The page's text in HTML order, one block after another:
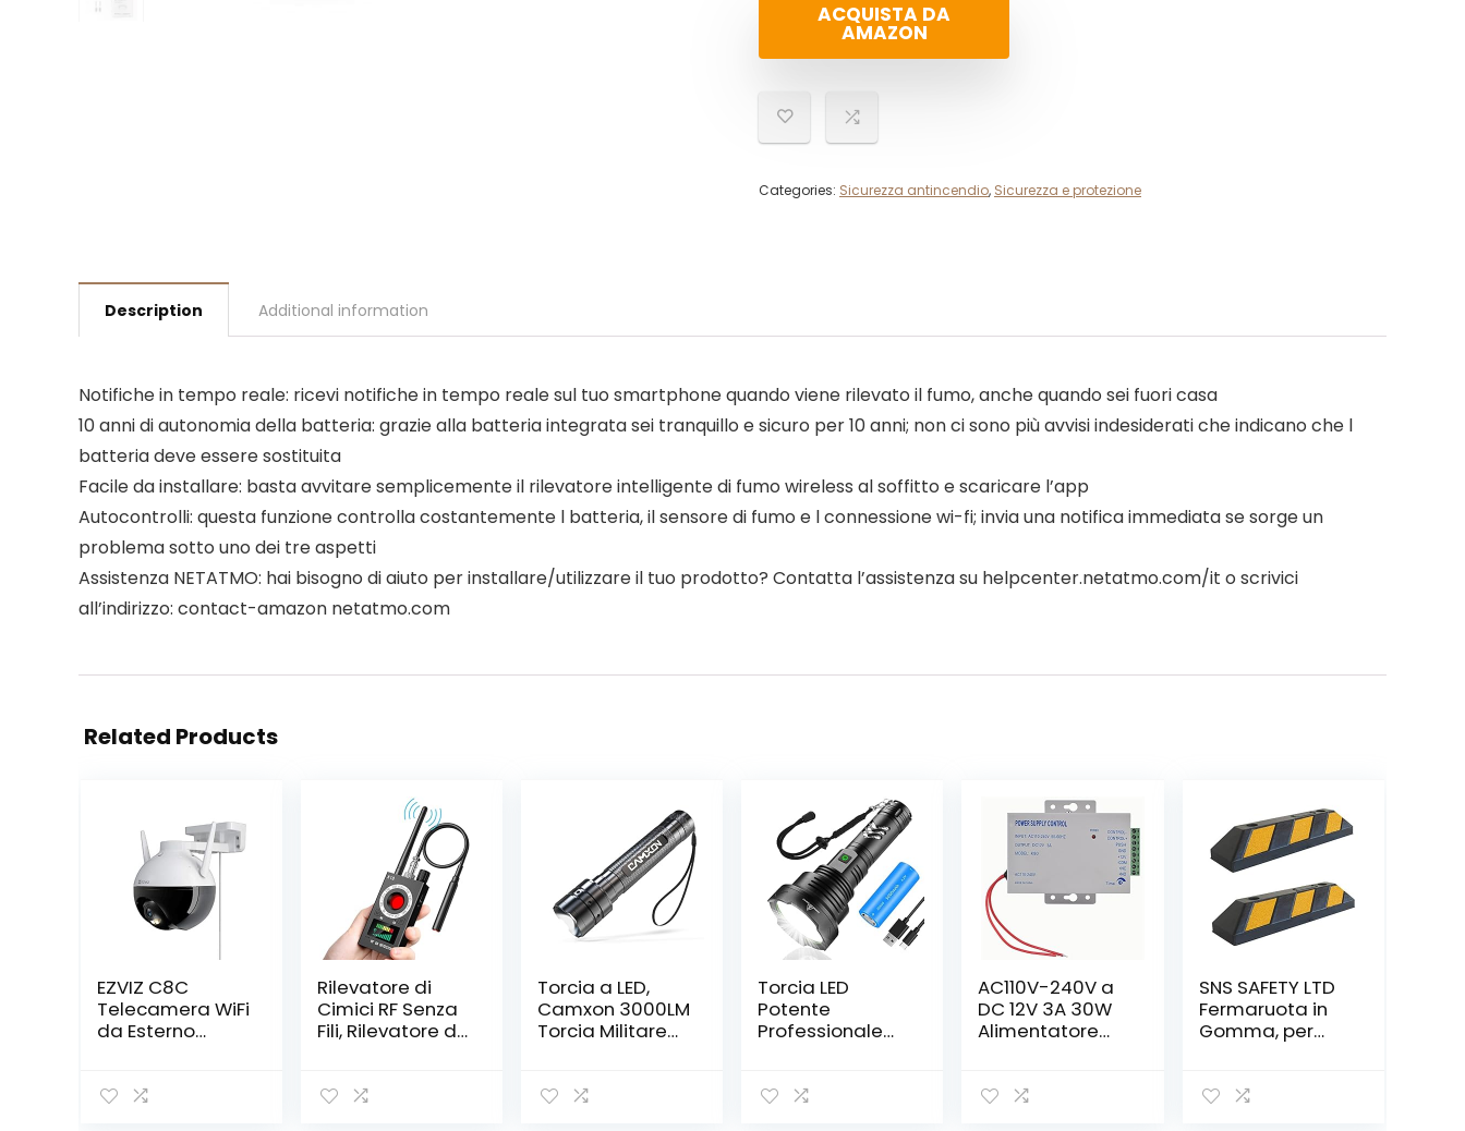
ACQUISTA DA
AMAZON
Categories: Sicurezza antincendio, Sicurezza e protezione
Description Additional information
Notifiche in tempo reale: ricevi notifiche in tempo reale sul tuo smartphone quando viene rilevato il fumo, anche quando sei fuori casa
10 anni di autonomia della batteria: grazie alla batteria integrata sei tranquillo e sicuro per 10 anni; non ci sono più avvisi indesiderati che indicano che l
batteria deve essere sostituita
Facile da installare: basta avvitare semplicemente il rilevatore intelligente di fumo wireless al soffitto e scaricare l’app
Autocontrolli: questa funzione controlla costantemente l batteria, il sensore di fumo e l connessione wi-fi; invia una notifica immediata se sorge un
problema sotto uno dei tre aspetti
Assistenza NETATMO: hai bisogno di aiuto per installare/utilizzare il tuo prodotto? Contatta l’assistenza su helpcenter.netatmo.com/it o scrivici
all’indirizzo: contact-amazon netatmo.com
Related Products
EZVIZ C8C
Telecamera WiFi
da Esterno
Telecamera WiFi
Rilevatore di
Cimici RF Senza
Fili, Rilevatore di
Camera Laser
Torcia a LED,
Camxon 3000LM
Torcia Militare
Di Alluminio Alta
Torcia LED
Potente
Professionale
Torcia XHP90
AC110V-240V a
DC 12V 3A 30W
Alimentatore
accessi
SNS SAFETY LTD
Fermaruota in
Gomma, per
Giallo, 55x15x10